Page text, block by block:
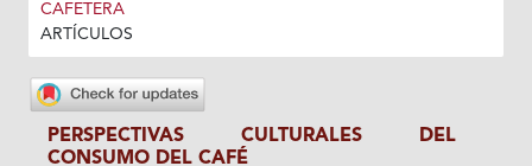
CAFETERA
ARTÍCULOS
PERSPECTIVAS CULTURALES DEL
CONSUMO DEL CAFÉ